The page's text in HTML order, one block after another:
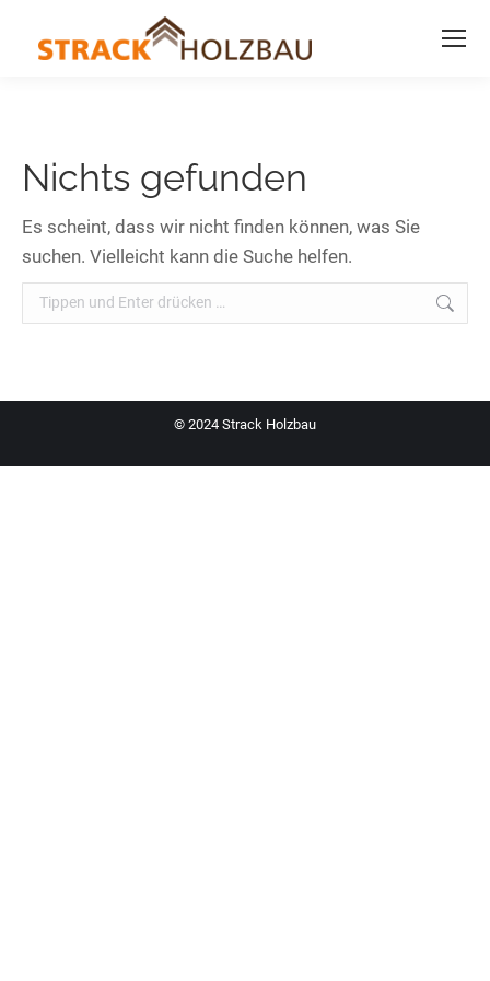
Nichts gefunden
Es scheint, dass wir nicht finden können, was Sie
suchen. Vielleicht kann die Suche helfen.
Search:
© 2024 Strack Holzbau